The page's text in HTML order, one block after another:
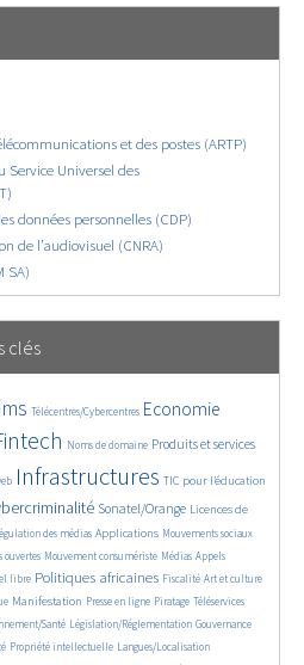
et des postes (ARTP)
Service Universel des
données personnelles (CDP)
de l’audiovisuel (CNRA)
SA)
clés
Télécentres/Cybercentres Economie
Noms de domaine Produits et services
Infrastructures TIC pour l’éducation
Sonatel/Orange Licences de
des médias Applications Mouvements sociaux
ouvertes Mouvement consumériste Médias Appels
libre Politiques africaines Fiscalité Art et culture
Manifestation Presse en ligne Piratage Téléservices
Santé Législation/Réglementation Gouvernance
Propriété intellectuelle Langues/Localisation